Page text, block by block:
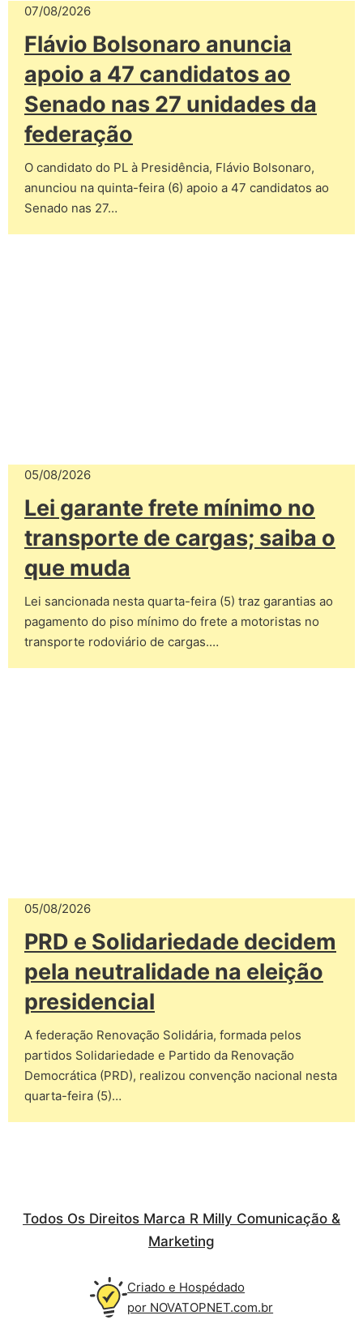
07/08/2026
Flávio Bolsonaro anuncia
apoio a 47 candidatos ao
Senado nas 27 unidades da
federação
O candidato do PL à Presidência, Flávio Bolsonaro,
anunciou na quinta-feira (6) apoio a 47 candidatos ao
Senado nas 27…
05/08/2026
Lei garante frete mínimo no
transporte de cargas; saiba o
que muda
Lei sancionada nesta quarta-feira (5) traz garantias ao
pagamento do piso mínimo do frete a motoristas no
transporte rodoviário de cargas.…
05/08/2026
PRD e Solidariedade decidem
pela neutralidade na eleição
presidencial
A federação Renovação Solidária, formada pelos
partidos Solidariedade e Partido da Renovação
Democrática (PRD), realizou convenção nacional nesta
quarta-feira (5)…
Todos Os Direitos Marca R Milly Comunicação &
Marketing
Criado e Hospédado
por NOVATOPNET.com.br